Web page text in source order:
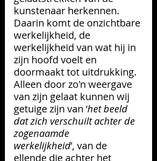
kunstenaar herkennen.
Daarin komt de onzichtbare
werkelijkheid, de
werkelijkheid van wat hij in
zijn hoofd voelt en
doormaakt tot uitdrukking.
Alleen door zo'n weergave
van zijn gelaat kunnen wij
getuige zijn van ‘het beeld
dat zich verschuilt achter de
zogenaamde
werkelijkheid’, van de
ellende die achter het